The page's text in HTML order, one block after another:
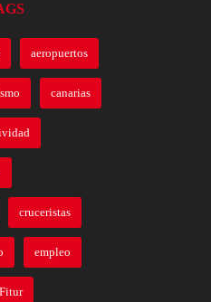
aeropuertos
canarias
cruceristas
empleo
Fitur